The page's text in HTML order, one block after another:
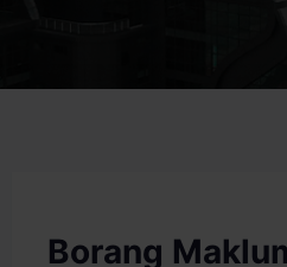
Borang